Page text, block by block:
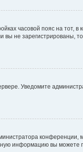
часовой пояс на тот, в
вы не зарегистрированы,
Уведомите
конференции,
информацию вы можете